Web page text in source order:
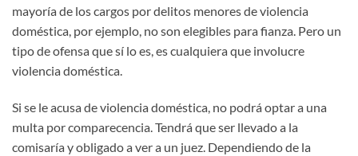
mayoría de los cargos por delitos menores de violencia
doméstica, por ejemplo, no son elegibles para fianza. Pero un
tipo de ofensa que sí lo es, es cualquiera que involucre
violencia doméstica.
Si se le acusa de violencia doméstica, no podrá optar a una
multa por comparecencia. Tendrá que ser llevado a la
comisaría y obligado a ver a un juez. Dependiendo de la